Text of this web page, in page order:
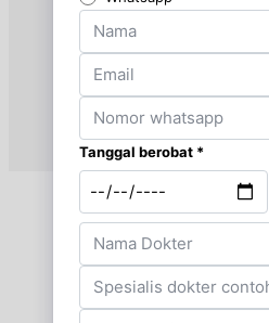
Jumat, 04/09/2026
Jam 08:00 - 09:00
Jumat, 04/09/2026
Jam 09:00 - 10:00